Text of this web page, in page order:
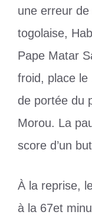
une erreur
togolaise,
Pape Matar
froid, place le
de portée du
Morou. La
score d’un
À la reprise,
à la 67et